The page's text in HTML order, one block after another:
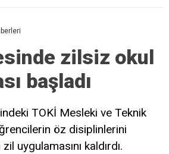
zilsiz okul
başladı
TOKİ Mesleki ve Teknik
öz disiplinlerini
uygulamasını kaldırdı.